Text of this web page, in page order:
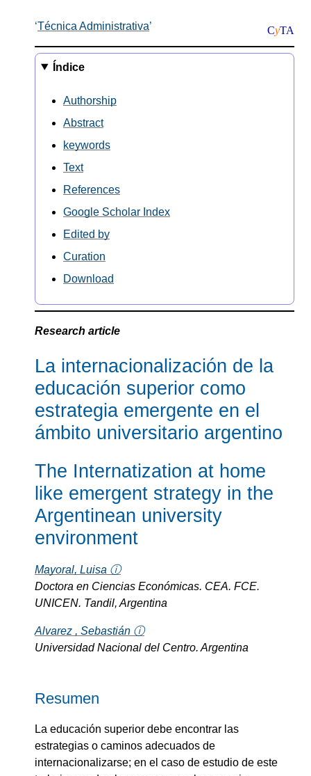
CyTA
Técnica Administrativa
Índice
Authorship
Abstract
keywords
Text
References
Google Scholar Index
Edited by
Curation
Download
Research article
La internacionalización de la
educación superior como
estrategia emergente en el
ámbito universitario argentino
The Internatization at home
like emergent strategy in the
Argentinean university
environment
Mayoral, Luisa ⓘ
Doctora en Ciencias Económicas. CEA. FCE.
UNICEN. Tandil, Argentina
Alvarez , Sebastián ⓘ
Universidad Nacional del Centro. Argentina
Resumen
La educación superior debe encontrar las
estrategias o caminos adecuados de
internacionalizarse; en el caso de estudio de este